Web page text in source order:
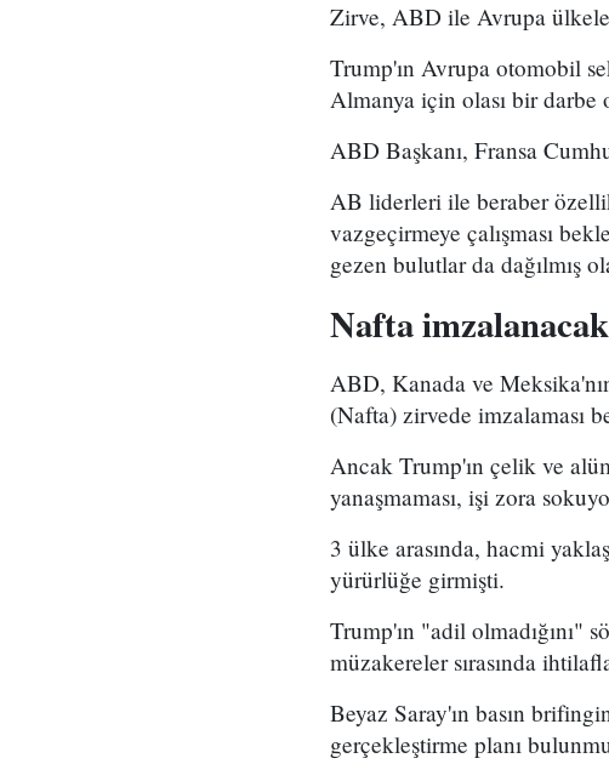
Zirve, ABD ile Avrupa
Trump'ın Avrupa otomobil
Almanya için olası bir darbe
ABD Başkanı, Fransa
AB liderleri ile beraber
vazgeçirmeye çalışması
gezen bulutlar da dağılmış
Nafta
ABD, Kanada ve
(Nafta) zirvede imzalaması
Ancak Trump'ın çelik ve
yanaşmaması, işi zora
3 ülke arasında, hacmi
yürürlüğe girmişti.
Trump'ın "adil olmadığını"
müzakereler sırasında
Beyaz Saray'ın basın
gerçekleştirme planı